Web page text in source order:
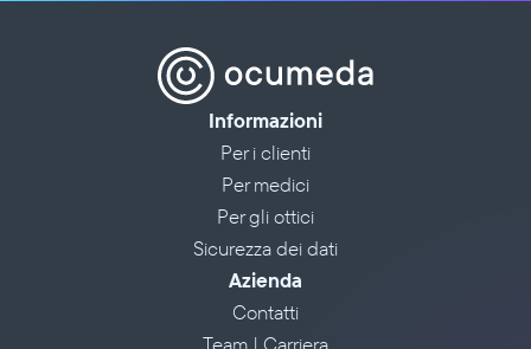
Informazioni
Per i clienti
Per medici
Per gli ottici
Sicurezza dei dati
Azienda
Contatti
Team | Carriera